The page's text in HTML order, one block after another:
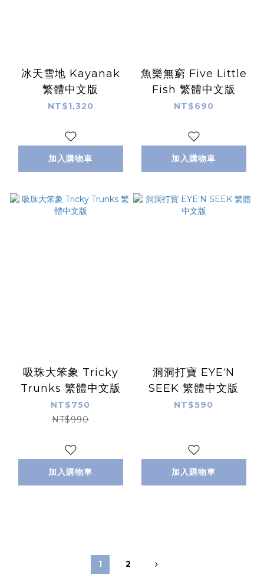
冰天雪地 Kayanak
繁體中文版
NT$1,320
加入購物車
魚樂無窮 Five Little
Fish 繁體中文版
NT$690
加入購物車
吸珠大笨象 Tricky
Trunks 繁體中文版
NT$750
NT$990
加入購物車
洞洞打寶 EYE‘N
SEEK 繁體中文版
NT$590
加入購物車
1 2